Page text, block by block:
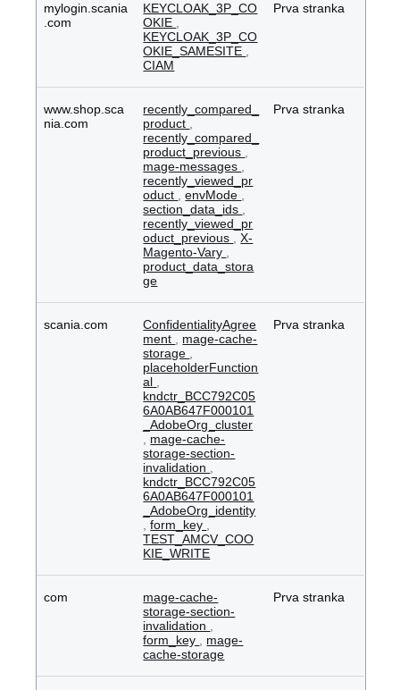
mylogin.scania
.com
KEYCLOAK_3P_CO
OKIE
KEYCLOAK_3P_CO
OKIE_SAMESITE
CIAM
Prva stranka
www.shop.sca
nia.com
recently_compared_
product
recently_compared_
product_previous
mage-messages
recently_viewed_pr
oduct
,envMode
section_data_ids
recently_viewed_pr
oduct_previous
,X-
Magento-Vary
product_data_stora
ge
Prva stranka
scania.com
ConfidentialityAgree
ment
mage-cache-
storage
placeholderFunction
al
kndctr_BCC792C05
6A0AB647F000101
_AdobeOrg_cluster
mage-cache-
storage-section-
invalidation
kndctr_BCC792C05
6A0AB647F000101
_AdobeOrg_identity
,form_key
TEST_AMCV_COO
KIE_WRITE
Prva stranka
com
mage-cache-
storage-section-
invalidation
form_key
mage-
cache-storage
Prva stranka